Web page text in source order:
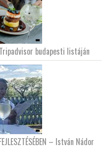
budapesti listáján
– István Nádor